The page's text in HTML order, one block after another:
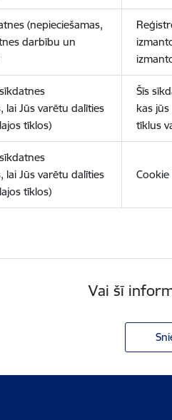
(nepieciešamas,
darbību un
lai Jūs varētu dalīties
tīklos)
Šīs
kas
tīklus
lai Jūs varētu dalīties
tīklos)
Vai šī